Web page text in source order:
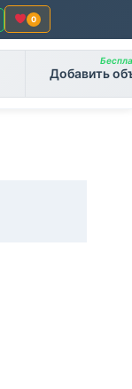
0
Добавить